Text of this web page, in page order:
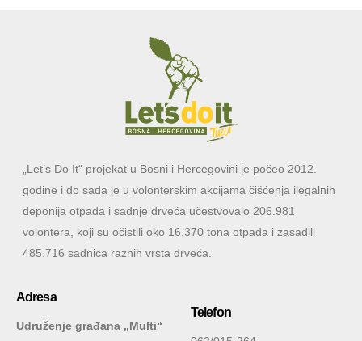
„Let’s Do It“ projekat u Bosni i Hercegovini je počeo 2012.
godine i do sada je u volonterskim akcijama čišćenja ilegalnih
deponija otpada i sadnje drveća učestvovalo 206.981
volontera, koji su očistili oko 16.370 tona otpada i zasadili
485.716 sadnica raznih vrsta drveća.
Adresa
Udruženje građana „Multi“
Telefon